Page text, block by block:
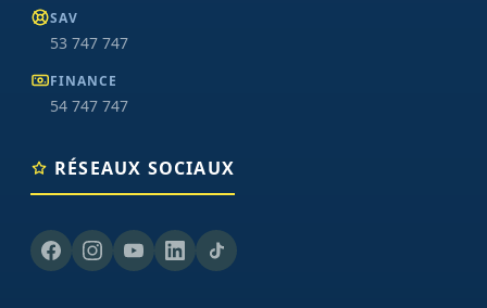
SAV
53 747 747
FINANCE
54 747 747
RÉSEAUX SOCIAUX